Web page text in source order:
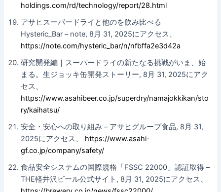
holdings.com/rd/technology/report/28.html
アサヒスーパードライと他のを飲み比べる｜
Hysteric_Bar – note, 8月 31, 2025にアクセス、
https://note.com/hysteric_bar/n/nfbffa2e3d42a
研究開発編｜スーパードライの新たなる挑戦がいま、始
まる。生ジョッキ缶開発ストーリー, 8月 31, 2025にアク
セス、
https://www.asahibeer.co.jp/superdry/namajokkikan/sto
ry/kaihatsu/
安全・安心への取り組み – アサヒグループ食品, 8月 31,
2025にアクセス、 https://www.asahi-
gf.co.jp/company/safety/
食品安全システムの国際規格「FSSC 22000」認証取得 –
THE軽井沢ビール公式サイト, 8月 31, 2025にアクセス、